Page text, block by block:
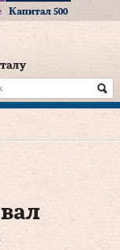
Капитал 500